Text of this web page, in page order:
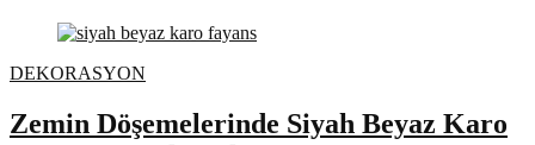
DEKORASYON
Zemin Döşemelerinde Siyah Beyaz Karo